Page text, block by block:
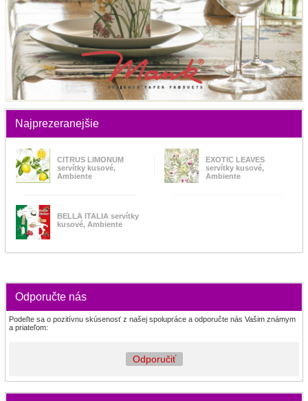
Najprezeranejšie
CITRUS LIMONUM
servítky kusové,
Ambiente
EXOTIC LEAVES
servítky kusové,
Ambiente
BELLA ITALIA servítky
kusové, Ambiente
Odporučte nás
Podeľte sa o pozitívnu skúsenosť z našej spolupráce a odporučte nás Vašim známym
a priateľom:
Odporučiť